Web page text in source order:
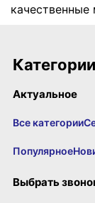
Актуальное
Все категории
Популярное
Выбрать